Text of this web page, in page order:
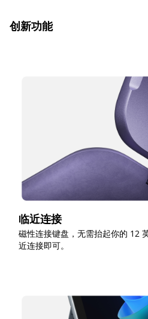
创新功能
临近连接
磁性连接键盘，无需抬起你的 12
近连接即可。